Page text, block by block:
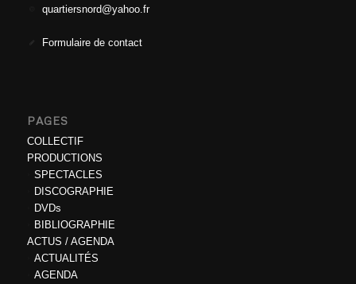
quartiersnord@yahoo.fr
Formulaire de contact
PAGES
COLLECTIF
PRODUCTIONS
SPECTACLES
DISCOGRAPHIE
DVDs
BIBLIOGRAPHIE
ACTUS / AGENDA
ACTUALITÉS
AGENDA